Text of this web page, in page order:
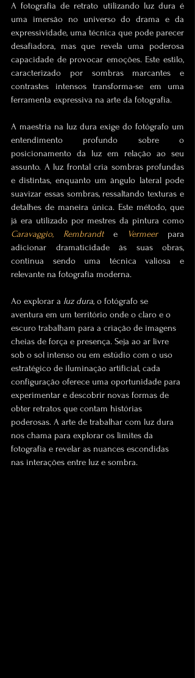
A fotografia de retrato utilizando luz dura é
uma imersão no universo do drama e da
expressividade, uma técnica que pode parecer
desafiadora, mas que revela uma poderosa
capacidade de provocar emoções. Este estilo,
caracterizado por sombras marcantes e
contrastes intensos transforma-se em uma
ferramenta expressiva na arte da fotografia.
A maestria na luz dura exige do fotógrafo um
entendimento profundo sobre o
posicionamento da luz em relação ao seu
assunto. A luz frontal cria sombras profundas
e distintas, enquanto um ângulo lateral pode
suavizar essas sombras, ressaltando texturas e
detalhes de maneira única. Este método, que
Caravaggio, Rembrandt e Vermeer para
adicionar dramaticidade às suas obras,
continua sendo uma técnica valiosa e
relevante na fotografia moderna.
Ao explorar a luz dura, o fotógrafo se
aventura em um território onde o claro e o
escuro trabalham para a criação de imagens
cheias de força e presença. Seja ao ar livre
sob o sol intenso ou em estúdio com o uso
estratégico de iluminação artificial, cada
configuração oferece uma oportunidade para
experimentar e descobrir novas formas de
obter retratos que contam histórias
poderosas. A arte de trabalhar com luz dura
nos chama para explorar os limites da
fotografia e revelar as nuances escondidas
nas interações entre luz e sombra.